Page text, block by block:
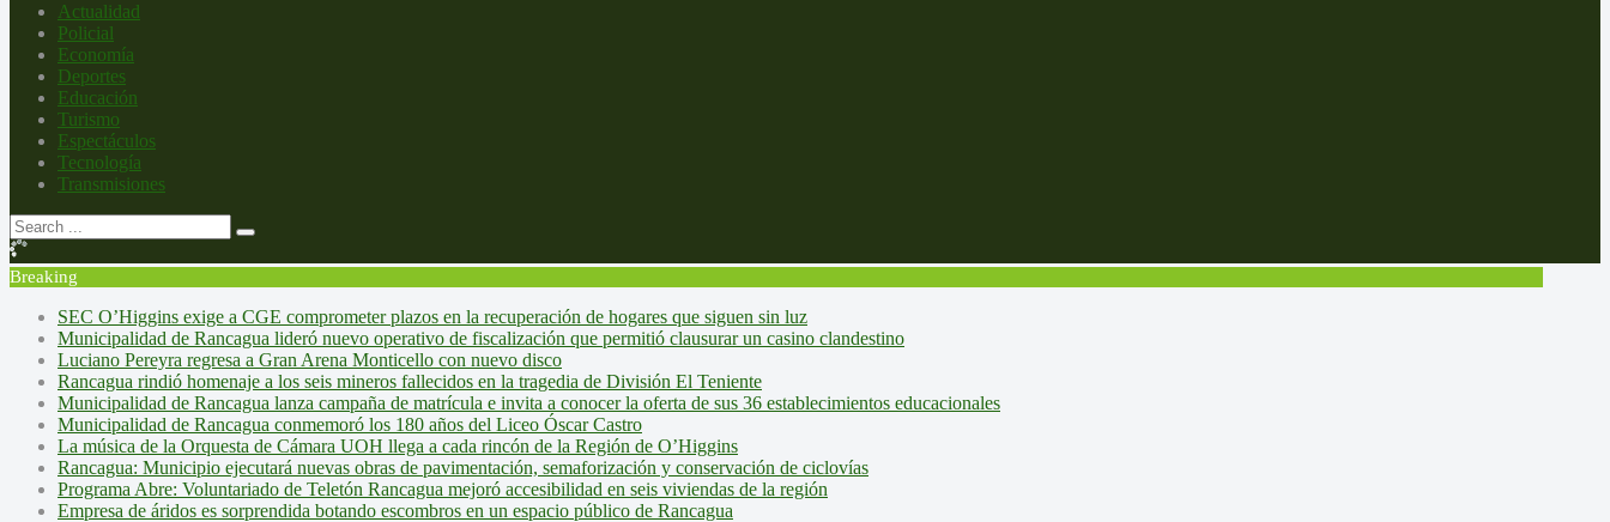
Actualidad
Policial
Economía
Deportes
Educación
Turismo
Espectáculos
Tecnología
Transmisiones
Breaking
SEC O’Higgins exige a CGE comprometer plazos en la recuperación de hogares que siguen sin luz
Municipalidad de Rancagua lideró nuevo operativo de fiscalización que permitió clausurar un casino clandestino
Luciano Pereyra regresa a Gran Arena Monticello con nuevo disco
Rancagua rindió homenaje a los seis mineros fallecidos en la tragedia de División El Teniente
Municipalidad de Rancagua lanza campaña de matrícula e invita a conocer la oferta de sus 36 establecimientos educacionales
Municipalidad de Rancagua conmemoró los 180 años del Liceo Óscar Castro
La música de la Orquesta de Cámara UOH llega a cada rincón de la Región de O’Higgins
Rancagua: Municipio ejecutará nuevas obras de pavimentación, semaforización y conservación de ciclovías
Programa Abre: Voluntariado de Teletón Rancagua mejoró accesibilidad en seis viviendas de la región
Empresa de áridos es sorprendida botando escombros en un espacio público de Rancagua